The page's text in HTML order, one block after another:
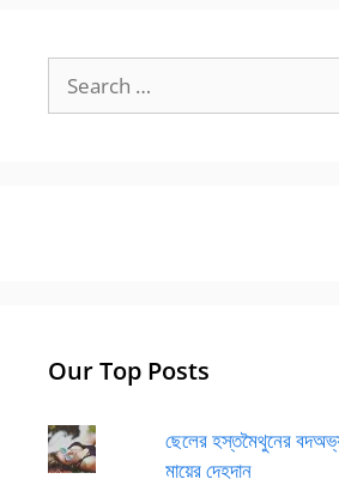
for:
Our Top Posts
ছেলের হস্তমৈথুনের
মায়ের দেহদান